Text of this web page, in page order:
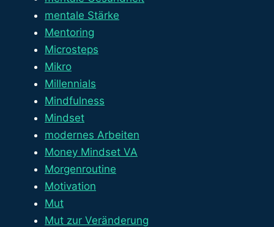
mentale Stärke
Mentoring
Microsteps
Mikro
Millennials
Mindfulness
Mindset
modernes Arbeiten
Money Mindset VA
Morgenroutine
Motivation
Mut
Mut zur Veränderung